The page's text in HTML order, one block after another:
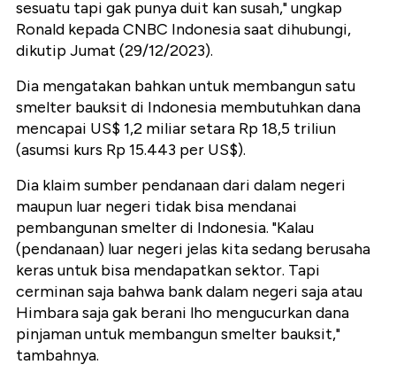
sesuatu tapi gak punya duit kan susah," ungkap
Ronald kepada CNBC Indonesia saat dihubungi,
dikutip Jumat (29/12/2023).
Dia mengatakan bahkan untuk membangun satu
smelter bauksit di Indonesia membutuhkan dana
mencapai US$ 1,2 miliar setara Rp 18,5 triliun
(asumsi kurs Rp 15.443 per US$).
Dia klaim sumber pendanaan dari dalam negeri
maupun luar negeri tidak bisa mendanai
pembangunan smelter di Indonesia. "Kalau
(pendanaan) luar negeri jelas kita sedang berusaha
keras untuk bisa mendapatkan sektor. Tapi
cerminan saja bahwa bank dalam negeri saja atau
Himbara saja gak berani lho mengucurkan dana
pinjaman untuk membangun smelter bauksit,"
tambahnya.